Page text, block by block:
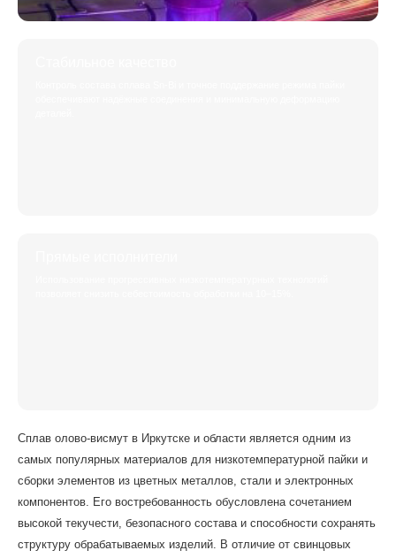
Сплав олово-висмут в Иркутске и области является одним из
самых популярных материалов для низкотемпературной пайки и
сборки элементов из цветных металлов, стали и электронных
компонентов. Его востребованность обусловлена сочетанием
высокой текучести, безопасного состава и способности сохранять
структуру обрабатываемых изделий. В отличие от свинцовых